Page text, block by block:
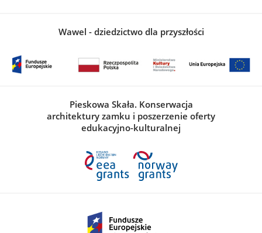
Wawel - dziedzictwo dla przyszłości
Pieskowa Skała. Konserwacja
architektury zamku i poszerzenie oferty
edukacyjno-kulturalnej